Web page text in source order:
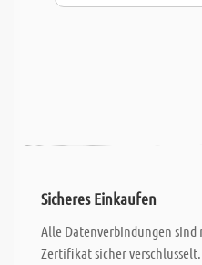
Sicheres Einkaufen
Alle Datenverbindungen sind
Zertifikat sicher